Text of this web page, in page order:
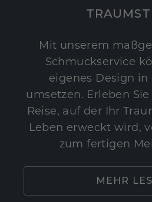
Mit unserem
Schmuckservice
eigenes Design
umsetzen. Erleben
Reise, auf der Ihr
Leben erweckt wird,
zum fertigen
MEHR